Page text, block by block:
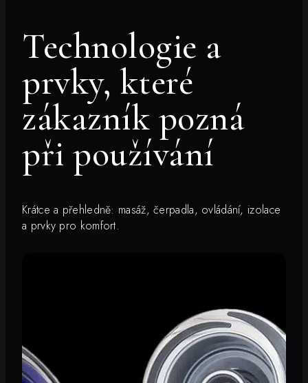
Technologie a
prvky, které
zákazník pozná
při používání
Krátce a přehledně: masáž, čerpadla, ovládání, izolace
a prvky pro komfort.